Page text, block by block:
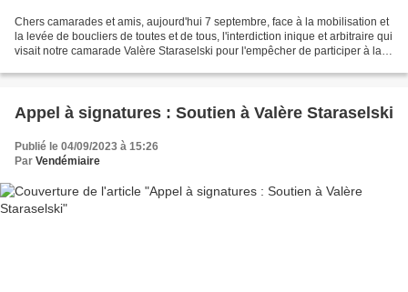
Chers camarades et amis, aujourd'hui 7 septembre, face à la mobilisation et
la levée de boucliers de toutes et de tous, l'interdiction inique et arbitraire qui
visait notre camarade Valère Staraselski pour l'empêcher de participer à la
Appel à signatures : Soutien à Valère Staraselski
Publié le 04/09/2023 à 15:26
Par Vendémiaire